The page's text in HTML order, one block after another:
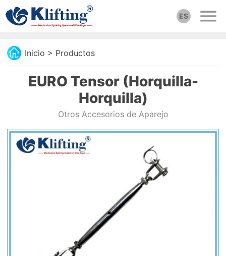
ES
Inicio > Productos
EURO Tensor (Horquilla-
Horquilla)
Otros Accesorios de Aparejo